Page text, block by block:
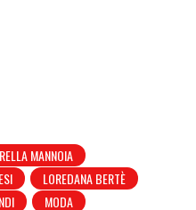
MANNOIA
LOREDANA BERTÈ
MODA